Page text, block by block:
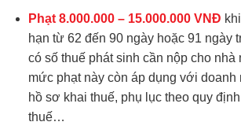
Phạt 8.000.000 – 15.000.000 VNĐ
hạn từ 62 đến 90 ngày hoặc 91 ngày
có số thuế phát sinh cần nộp cho
mức phạt này còn áp dụng với doanh
hồ sơ khai thuế, phụ lục theo quy
thuế…